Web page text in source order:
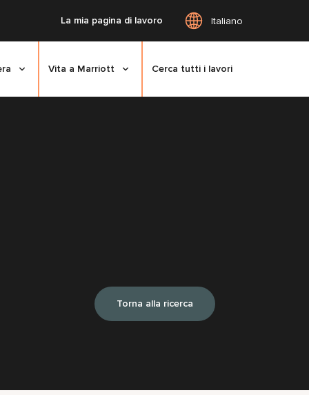
La mia pagina di lavoro Italiano
Vita a Marriott Cerca tutti i lavori
Torna alla ricerca